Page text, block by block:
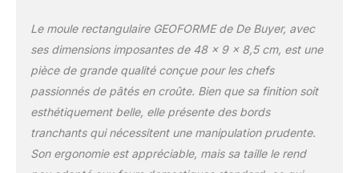
d'égarement de pièces. Il
est également doté de
bords plats, qui vous
permettra de border la
pâte des pâtés en
croûte. ENTRETIEN :
Passe au lave-vaisselle.
Le moule rectangulaire GEOFORME de De Buyer, avec
ses dimensions imposantes de 48 x 9 x 8,5 cm, est une
pièce de grande qualité conçue pour les chefs
passionnés de pâtés en croûte. Bien que sa finition soit
esthétiquement belle, elle présente des bords
tranchants qui nécessitent une manipulation prudente.
Son ergonomie est appréciable, mais sa taille le rend